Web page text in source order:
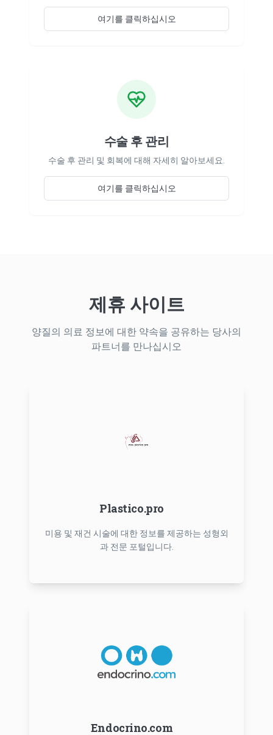
여기를 클릭하십시오
수술 후 관리
수술 후 관리 및 회복에 대해 자세히 알아보세요.
여기를 클릭하십시오
제휴 사이트
양질의 의료 정보에 대한 약속을 공유하는 당사의
파트너를 만나십시오
Plastico.pro
미용 및 재건 시술에 대한 정보를 제공하는 성형외
과 전문 포털입니다.
Endocrino.com